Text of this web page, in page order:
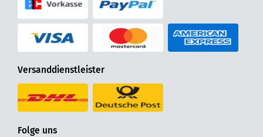
Versanddienstleister
Folge uns